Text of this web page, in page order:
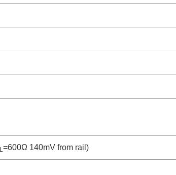
L=600Ω 140mV from rail)